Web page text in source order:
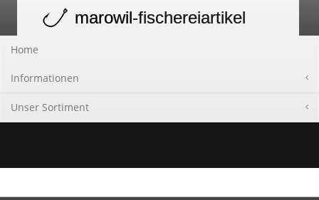
navigation
marowil-fischereiartikel
Home
Informationen
Unser Sortiment